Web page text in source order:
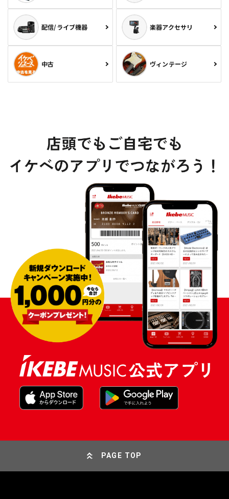
配信/ライブ機器 楽器アクセサリ
中古 ヴィンテージ
PAGE TOP